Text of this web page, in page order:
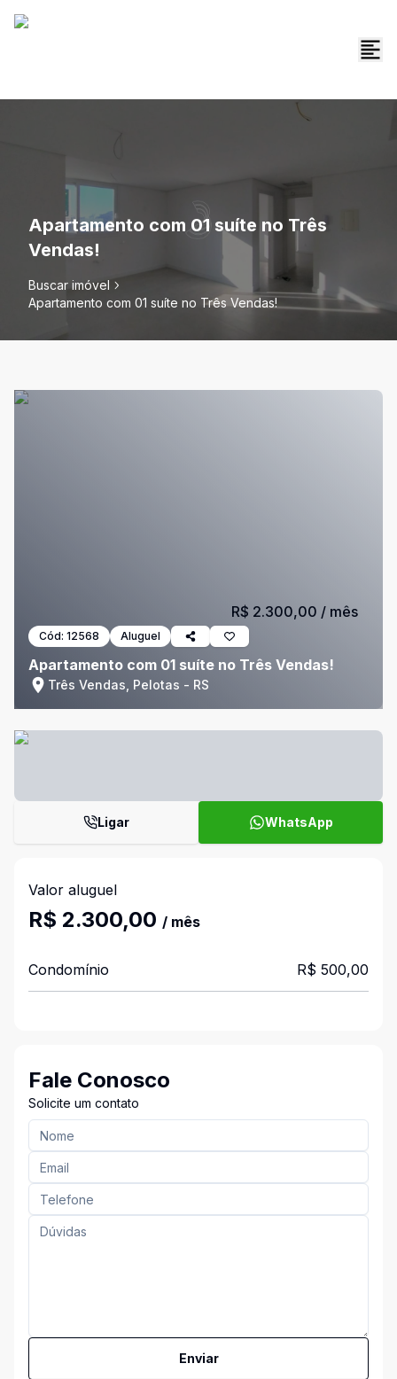
Apartamento com 01 suíte no Três
Vendas!
Buscar imóvel
Apartamento com 01 suíte no Três Vendas!
Cód: 12568 Aluguel
Apartamento com 01 suíte no Três Vendas!
Três Vendas, Pelotas - RS
R$ 2.300,00 / mês
Ligar WhatsApp
Valor aluguel
R$ 2.300,00 / mês
Condomínio R$ 500,00
Fale Conosco
Solicite um contato
Enviar